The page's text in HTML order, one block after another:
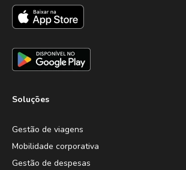
Soluções
Gestão de viagens
Mobilidade corporativa
Gestão de despesas